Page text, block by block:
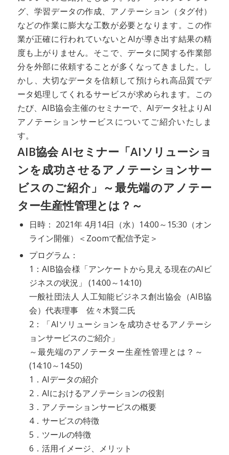
グ、学習データの作成、アノテーション（タグ付）
などの作業に膨大な工数が必要となります。この作
業が正確に行われていないとAIが導き出す結果の精
度も上がりません。そこで、データに関する作業部
分を外部に依頼することが多くなってきました。し
かし、大切なデータを信頼して預けられ高品質でデ
ータ処理してくれるサービスが求められます。この
たび、AIB協会主催のセミナーで、AIデータ社よりAI
アノテーションサービスについてご紹介いたしま
す。
AIB協会 AIセミナー「AIソリューショ
ンを成功させるアノテーションサー
ビスのご紹介」～最先端のアノテー
ター生産性管理とは？～
日時： 2021年 4月14日（水）14:00～15:30（オン
ライン開催）＜Zoomで配信予定＞
プログラム：
1：AIB協会様「アンケートから見える現在のAIビ
ジネスの状況」 (14:00～14:10)
一般社団法人 人工知能ビジネス創出協会（AIB協
会）代表理事 佐々木賢二氏
2：「AIソリューションを成功させるアノテーシ
ョンサービスのご紹介」
～最先端のアノテーター生産性管理とは？～
(14:10～14:50)
1．AIデータの紹介
2．AIにおけるアノテーションの役割
3．アノテーションサービスの概要
4．サービスの特徴
5．ツールの特徴
6．活用イメージ、メリット